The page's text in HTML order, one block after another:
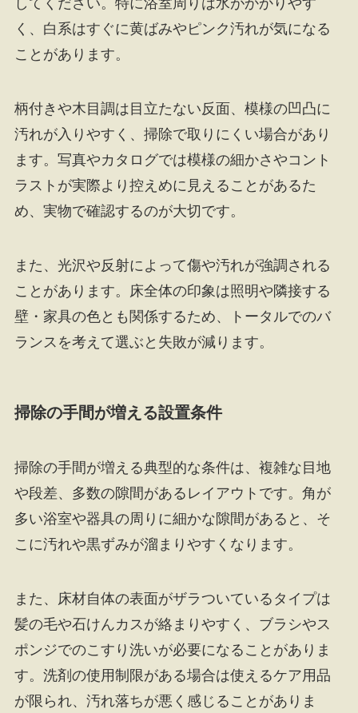
く、白系はすぐに黄ばみやピンク汚れが気になる
ことがあります。
柄付きや木目調は目立たない反面、模様の凹凸に
汚れが入りやすく、掃除で取りにくい場合があり
ます。写真やカタログでは模様の細かさやコント
ラストが実際より控えめに見えることがあるた
め、実物で確認するのが大切です。
また、光沢や反射によって傷や汚れが強調される
ことがあります。床全体の印象は照明や隣接する
壁・家具の色とも関係するため、トータルでのバ
ランスを考えて選ぶと失敗が減ります。
掃除の手間が増える設置条件
掃除の手間が増える典型的な条件は、複雑な目地
や段差、多数の隙間があるレイアウトです。角が
多い浴室や器具の周りに細かな隙間があると、そ
こに汚れや黒ずみが溜まりやすくなります。
また、床材自体の表面がザラついているタイプは
髪の毛や石けんカスが絡まりやすく、ブラシやス
ポンジでのこすり洗いが必要になることがありま
す。洗剤の使用制限がある場合は使えるケア用品
が限られ、汚れ落ちが悪く感じることがありま